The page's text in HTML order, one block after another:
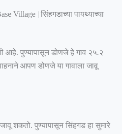
Village | सिंहगडाच्या पायथ्याच्या
आहे. पुण्यापासून डोणजे हे गाव २५.२
आपण डोणजे या गावाला जावू
शकतो. पुण्यापासून सिंहगड हा सुमारे